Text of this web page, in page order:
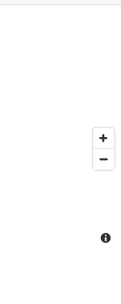
de concierge.. As
e lavagem
multilíngue. Os